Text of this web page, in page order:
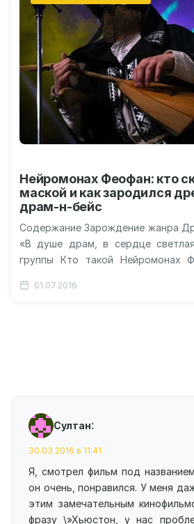
Нейромонах Феофан: кто
маской и как зародился
драм-н-бейс
Содержание Зарождение жанра
«В душе драм, в сердце
группы Кто такой Нейромонах
01.07.2016
Султан:
30.03.2016 в 11:41
Я, смотрел фильм под
он очень, понравился. У меня
этим замечательным
фразу \»Хьюстон, у нас